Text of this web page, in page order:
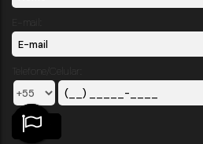
E-mail:
Telefone/Celular: